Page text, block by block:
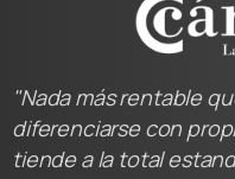
"Nada más rentable
diferenciarse con
tiende a la total